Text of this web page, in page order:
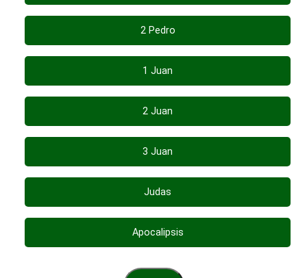
2 Pedro
1 Juan
2 Juan
3 Juan
Judas
Apocalipsis